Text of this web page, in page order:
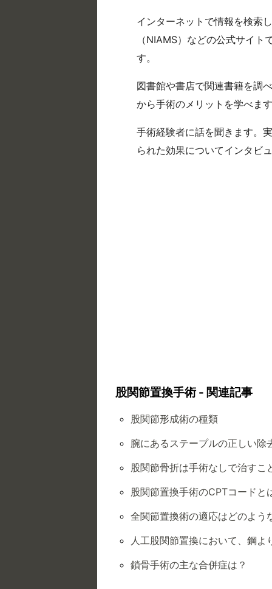
インターネットで情報を検索
（NIAMS）などの公式サイ
す。
図書館や書店で関連書籍を調
から手術のメリットを学べま
手術経験者に話を聞きます。
られた効果についてインタビ
股関節置換手術 - 関連記事
股関節形成術の種類
腕にあるステープルの正しい除
股関節骨折は手術なしで治すこ
股関節置換手術のCPTコードと
全関節置換術の適応はどのよう
人工股関節置換において、鋼
鎖骨手術の主な合併症は？